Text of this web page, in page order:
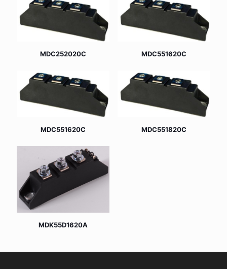
MDC252020C MDC551620C
MDC551620C MDC551820C
MDK55D1620A